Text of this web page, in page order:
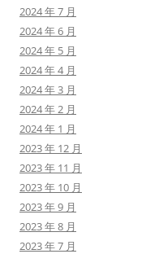
2024 年 7 月
2024 年 6 月
2024 年 5 月
2024 年 4 月
2024 年 3 月
2024 年 2 月
2024 年 1 月
2023 年 12 月
2023 年 11 月
2023 年 10 月
2023 年 9 月
2023 年 8 月
2023 年 7 月